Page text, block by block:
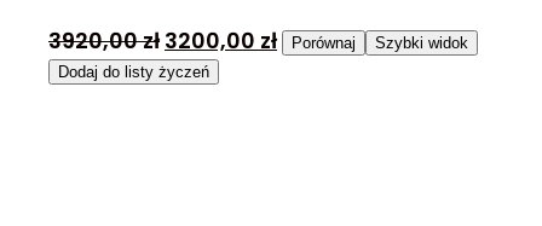
3920,00zł 3200,00 zł Porównaj
Szybki widok
Dodaj do listy życzeń